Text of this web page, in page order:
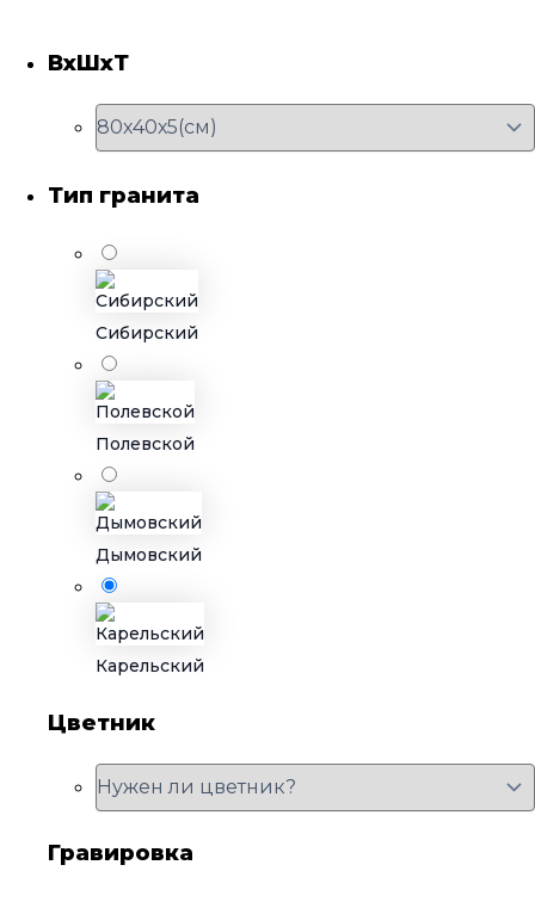
Тип гранита
Карельский
Дымовский
Полевской
Сибирский
Цветник
Гравировка
ВхШхТ